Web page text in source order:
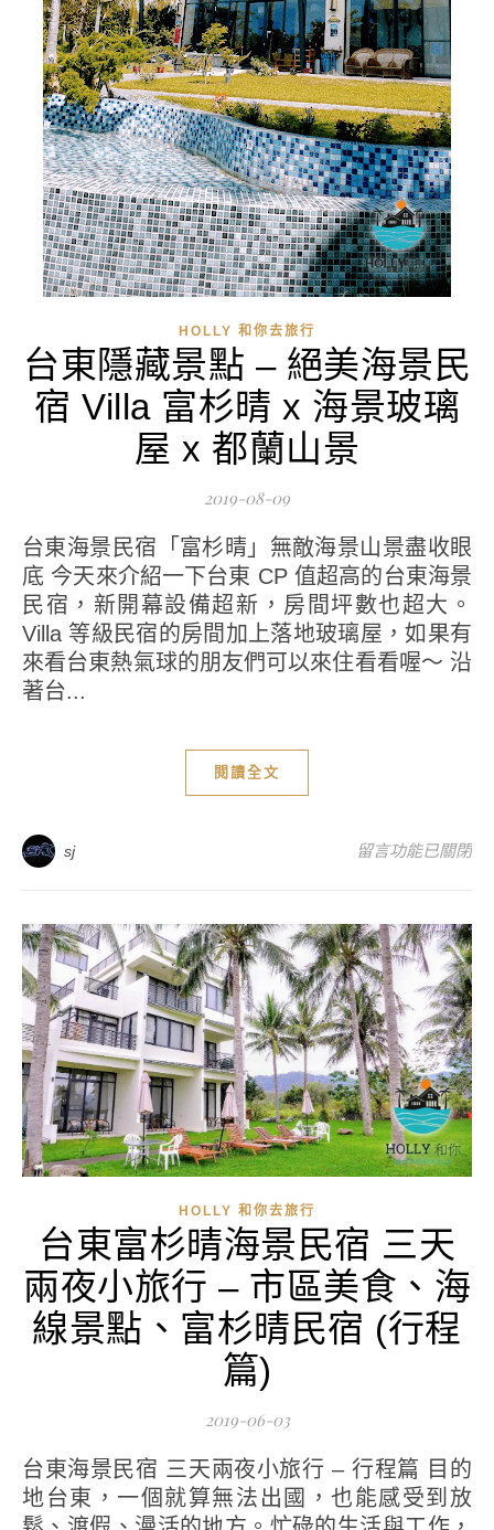
HOLLY 和你去旅行
台東隱藏景點 – 絕美海景民
宿 Villa 富杉晴 x 海景玻璃
屋 x 都蘭山景
2019-08-09
台東海景民宿「富杉晴」無敵海景山景盡收眼
底 今天來介紹一下台東 CP 值超高的台東海景
民宿，新開幕設備超新，房間坪數也超大。
Villa 等級民宿的房間加上落地玻璃屋，如果有
來看台東熱氣球的朋友們可以來住看看喔～ 沿
著台...
閱讀全文
sj 在〈台東隱藏景
留言功能已關閉
HOLLY 和你去旅行
台東富杉晴海景民宿 三天
兩夜小旅行 – 市區美食、海
線景點、富杉晴民宿 (行程
篇)
2019-06-03
台東海景民宿 三天兩夜小旅行 – 行程篇 目的
地台東，一個就算無法出國，也能感受到放